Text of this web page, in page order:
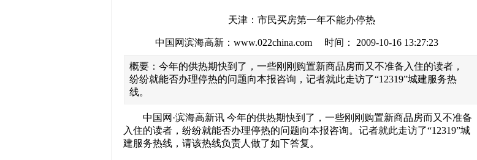
天津：市民买房第一年不能办停热
中国网滨海高新：www.022china.com 时间： 2009-10-16 13:27:23
概要：今年的供热期快到了，一些刚刚购置新商品房而又不准备入住的读者，
纷纷就能否办理停热的问题向本报咨询，记者就此走访了“12319”城建服务热
线。
中国网·滨海高新讯 今年的供热期快到了，一些刚刚购置新商品房而又不准备
入住的读者，纷纷就能否办理停热的问题向本报咨询。记者就此走访了“12319”城
建服务热线，请该热线负责人做了如下答复。